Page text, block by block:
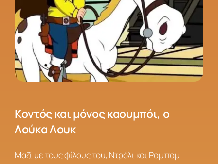
Κοντός και μόνος καουμπόι, ο
Λούκα Λουκ
Μαζί με τους φίλους του, Ντρόλι και Ραμ παμ